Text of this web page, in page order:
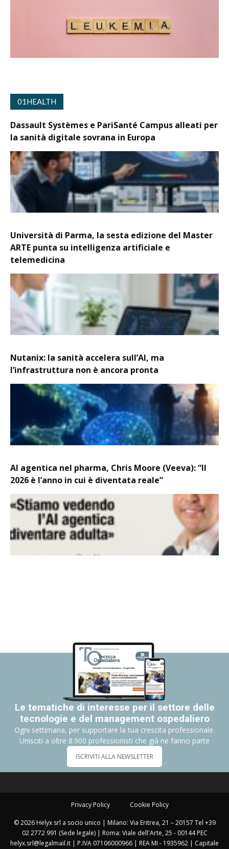
01HEALTH
Dassault Systèmes e PariSanté Campus alleati per
la sanità digitale sovrana in Europa
Università di Parma, la sesta edizione del Master
ARTE punta su intelligenza artificiale e
telemedicina
Nutanix: la sanità accelera sull’AI, ma
l’infrastruttura non è ancora pronta
AI agentica nel pharma, Chris Moore (Veeva): “Il
2026 è l’anno in cui è diventata reale”
Le tematiche di interesse per il settore delle
tecnologie e del management ospedaliero
Ogni settimana, per supportare la tua crescita professionale.
Unisciti a oltre 8.900 professionisti che già ne fanno parte
ISCRIVITI ALLA NEWSLETTER
Privacy Policy Cookie Policy
© 2026 Helyx srl a socio unico | Milano: Via Eritrea, 21 – 20157 Tel +39
02 2772 991 (Sede legale) | Roma: Viale dell'Arte, 25 - 00144 PEC
helyx.srl@legalmail.it | P.IVA 07106000966 | REA MI - 1935962 | Capitale